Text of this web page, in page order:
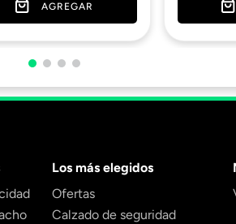
AGREGAR
Los más elegidos
Ofertas
Calzado de seguridad